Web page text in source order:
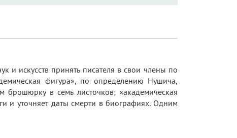
и искусств принять писателя в свои члены по
фигура», по определению Нушича,
брошюрку в семь листочков; «академическая
и уточняет даты смерти в биографиях. Одним